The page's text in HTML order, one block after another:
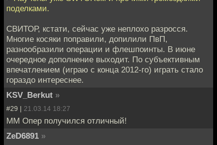
поделками.
СВИТОР, кстати, сейчас уже неплохо разросся.
Многие косяки поправили, допилили ПвП,
разнообразили операции и флешпоинты. В июне
очередное дополнение выходит. По субъективным
впечатлением (играю с конца 2012-го) играть стало
гораздо интереснее.
KSV_Berkut »
#29 | 21.03.14 18:27
ММ Опер получился отличный!
ZeD6891 »